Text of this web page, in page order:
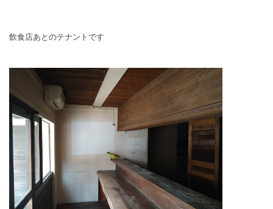
飲食店あとのテナントです